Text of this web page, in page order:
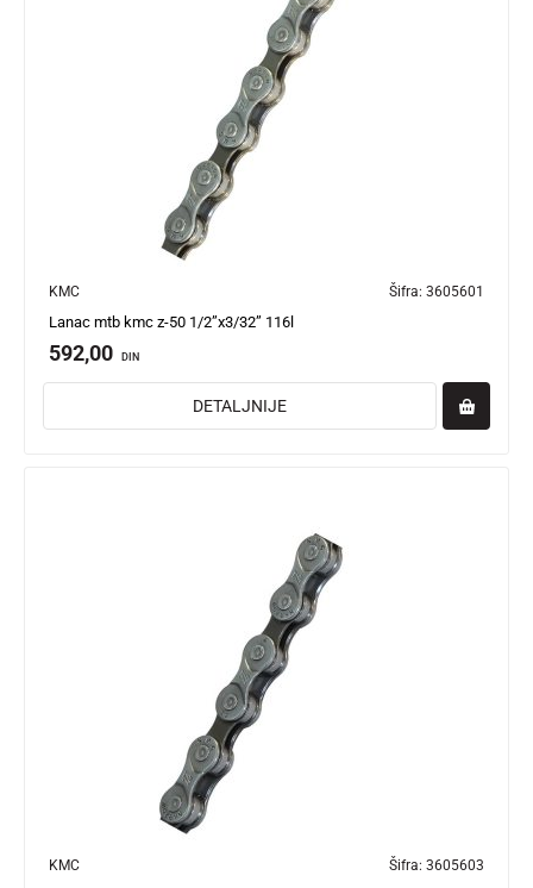
KMC Šifra: 3605601
Lanac mtb kmc z-50 1/2”x3/32” 116l
592,00 DIN
DETALJNIJE
KMC Šifra: 3605603